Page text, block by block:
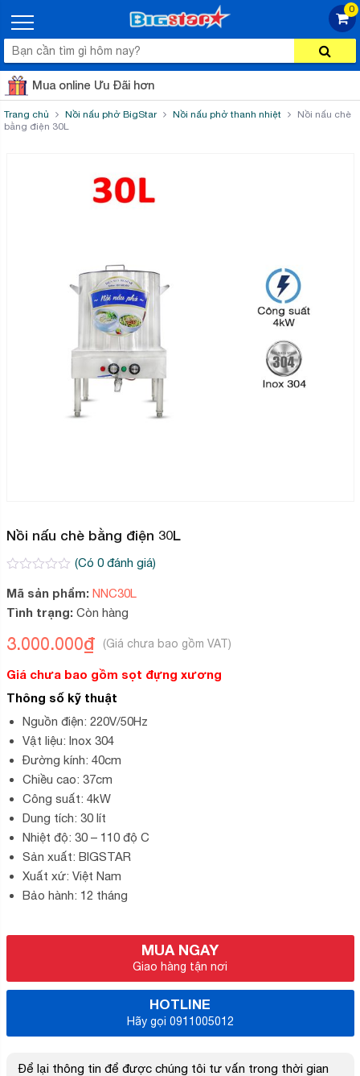
0
Mua online Ưu Đãi hơn
Trang chủ Nồi nấu phở BigStar Nồi nấu phở thanh nhiệt
Nồi nấu chè
bằng điện 30L
Nồi nấu chè bằng điện 30L
trên
dựa
đánh
giá
(Có 0đánh giá)
Mã sản phẩm: NNC30L
Tình trạng: Còn hàng
3.000.000₫
Giá chưa bao gồm sọt đựng xương
Thông số kỹ thuật
Nguồn điện: 220V/50Hz
Vật liệu: Inox 304
Đường kính: 40cm
Chiều cao: 37cm
Công suất: 4kW
Dung tích: 30 lít
Nhiệt độ: 30 – 110 độ C
Sản xuất: BIGSTAR
Xuất xứ: Việt Nam
Bảo hành: 12 tháng
MUA NGAY
Giao hàng tận nơi
HOTLINE
Hãy gọi 0911005012
Để lại thông tin để được chúng tôi tư vấn trong thời gian